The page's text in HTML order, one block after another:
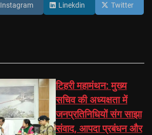
Instagram Linekdin Twitter
टिहरी महामंथन: मुख्य
सचिव की अध्यक्षता में
जनप्रतिनिधियों संग साझा
संवाद, आपदा प्रबंधन और